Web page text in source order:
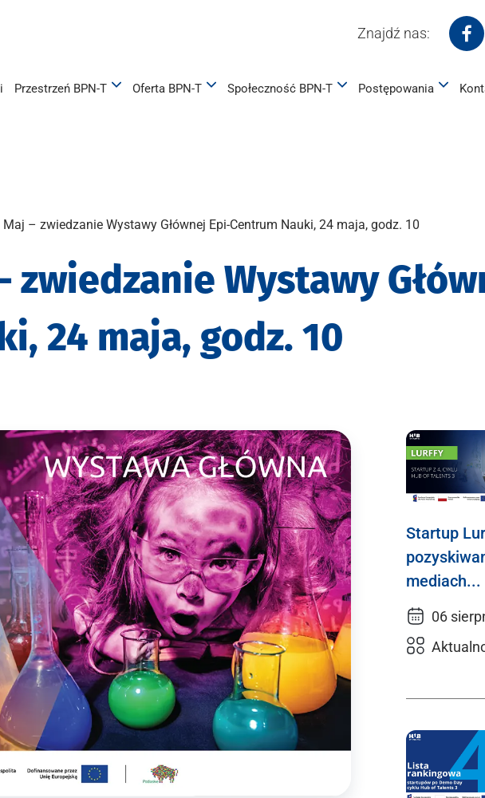
Znajdź nas:
Przestrzeń BPN-T Oferta BPN-T Społeczność BPN-T Postępowania
– zwiedzanie Wystawy Głównej Epi-Centrum Nauki, 24 maja, godz. 10
zwiedzanie Wystawy
24 maja, godz. 10
Startup
mediach...
06